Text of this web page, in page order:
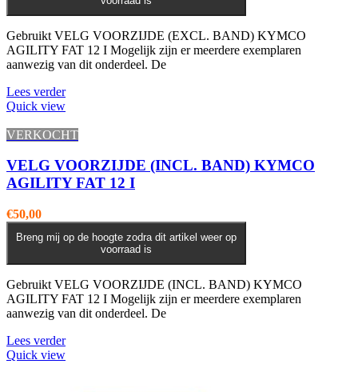
Gebruikt VELG VOORZIJDE (EXCL. BAND) KYMCO
AGILITY FAT 12 I Mogelijk zijn er meerdere exemplaren
aanwezig van dit onderdeel. De
Lees verder
Quick view
VERKOCHT
VELG VOORZIJDE (INCL. BAND) KYMCO
AGILITY FAT 12 I
€50,00
Breng mij op de hoogte zodra dit artikel weer op
voorraad is
Gebruikt VELG VOORZIJDE (INCL. BAND) KYMCO
AGILITY FAT 12 I Mogelijk zijn er meerdere exemplaren
aanwezig van dit onderdeel. De
Lees verder
Quick view